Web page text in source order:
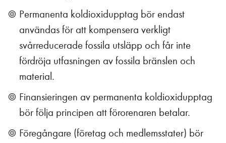
Permanenta koldioxidupptag bör endast
användas för att kompensera verkligt
svårreducerade fossila utsläpp och får inte
fördröja utfasningen av fossila bränslen och
material.
Finansieringen av permanenta koldioxidupptag
bör följa principen att förorenaren betalar.
Föregångare (företag och medlemsstater) bör